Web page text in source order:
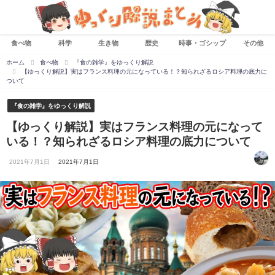
食べ物 科学 生き物 歴史 時事・ゴシップ その他
ホーム 食べ物
『食の雑学』をゆっくり解説
【ゆっくり解説】実はフランス料理の元になっている！？知られざるロシア料理の底力に
ついて
『食の雑学』をゆっくり解説
【ゆっくり解説】実はフランス料理の元になって
いる！？知られざるロシア料理の底力について
2021年7月1日 2021年7月1日